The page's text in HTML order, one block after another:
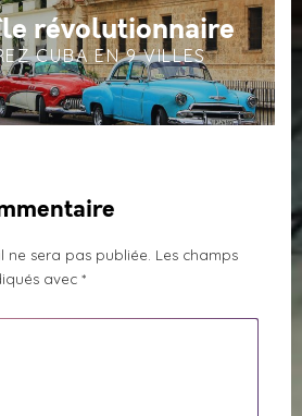
révolutionnaire
CUBA EN 9 VILLES
ne sera pas publiée. Les champs
avec *